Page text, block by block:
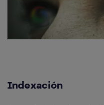
Indexación